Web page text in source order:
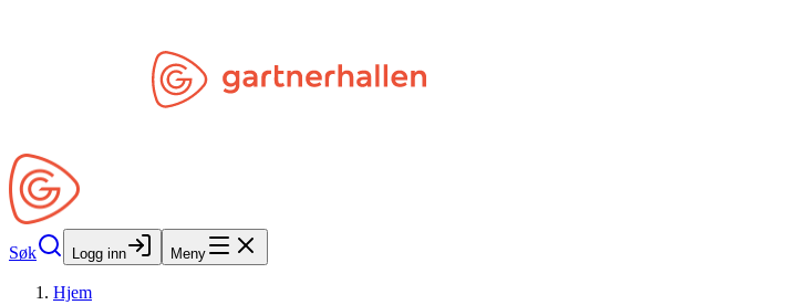
Søk
Åpne Min Side
Logg inn
Meny
Hjem